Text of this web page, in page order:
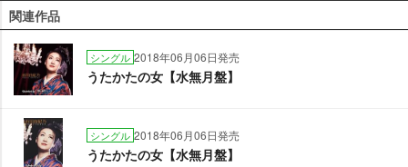
関連作品
シングル 2018年06月06日発売
うたかたの女【水無月盤】
シングル 2018年06月06日発売
うたかたの女【水無月盤】